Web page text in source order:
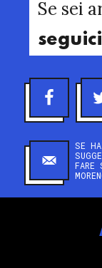
Se sei
SE
FARE